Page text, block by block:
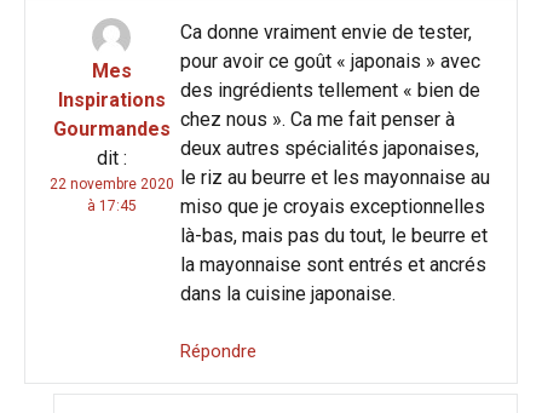
Mes
Inspirations
Gourmandes
dit :
22 novembre 2020
à 17:45
Ca donne vraiment envie de tester,
pour avoir ce goût « japonais » avec
des ingrédients tellement « bien de
chez nous ». Ca me fait penser à
deux autres spécialités japonaises,
le riz au beurre et les mayonnaise au
miso que je croyais exceptionnelles
là-bas, mais pas du tout, le beurre et
la mayonnaise sont entrés et ancrés
dans la cuisine japonaise.
Répondre